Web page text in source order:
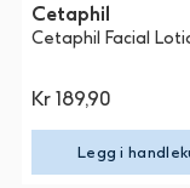
Cetaphil
Cetaphil Facial
Kr 189,90
Legg i